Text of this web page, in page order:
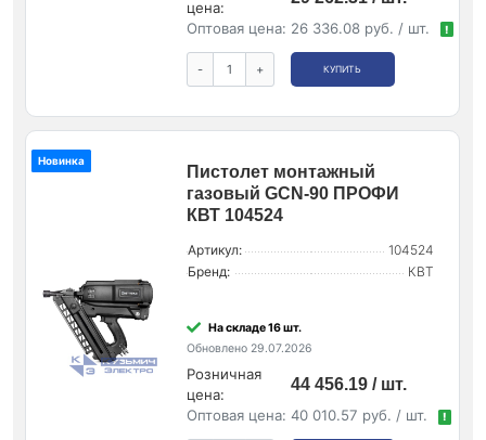
цена:
Оптовая цена: 26 336.08 руб. / шт. !
- + КУПИТЬ
Новинка
Пистолет монтажный
газовый GCN-90 ПРОФИ
КВТ 104524
Артикул:
104524
Бренд:
КВТ
На складе 16 шт.
Обновлено 29.07.2026
Розничная
цена:
44 456.19 / шт.
Оптовая цена: 40 010.57 руб. / шт. !